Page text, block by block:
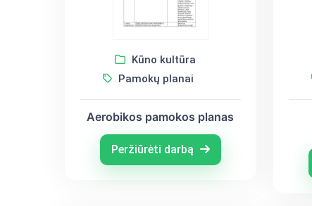
Kūno kultūra
Pamokų planai
Aerobikos pamokos planas
Peržiūrėti darbą